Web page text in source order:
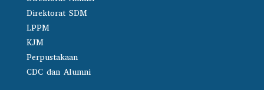
Direktorat SDM
LPPM
KJM
Perpustakaan
CDC dan Alumni